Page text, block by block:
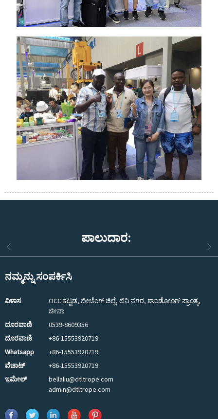
ಪಾಲುದಾರ:
ನಮ್ಮನ್ನು ಸಂಪರ್ಕಿಸಿ
ವಿಳಾಸ
OCC ಕಟ್ಟಡ, ಬೀಚೆಂಗ್ ಜಿಲ್ಲೆ, ಲಿನಿ ನಗರ, ಶಾಂಡೋಂಗ್ ಪ್ರಾಂತ್ಯ,
ಚೀನಾ
ದೂರವಾಣಿ
0539-8609356
ದೂರವಾಣಿ
+86-15553920719
Whatsapp
+86-15553920719
ವೆಚಾಟ್
+86-15553920719
ಇಮೇಲ್
bellaliu@dtltrope.com
admin@dtltrope.com